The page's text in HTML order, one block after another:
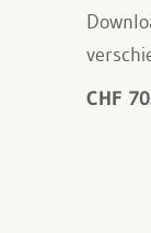
CHF